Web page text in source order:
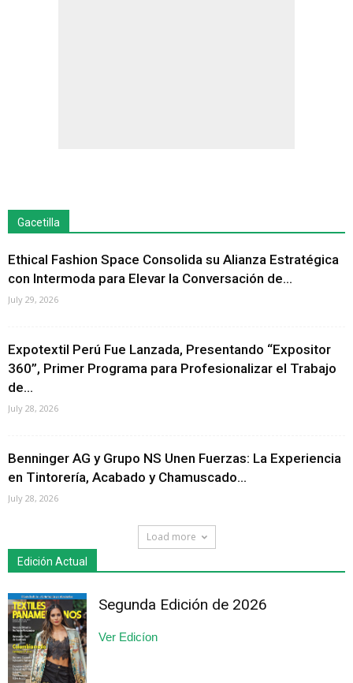
Gacetilla
Ethical Fashion Space Consolida su Alianza Estratégica
con Intermoda para Elevar la Conversación de...
July 29, 2026
Expotextil Perú Fue Lanzada, Presentando “Expositor
360”, Primer Programa para Profesionalizar el Trabajo
de...
July 28, 2026
Benninger AG y Grupo NS Unen Fuerzas: La Experiencia
en Tintorería, Acabado y Chamuscado...
July 28, 2026
Load more
Edición Actual
Segunda Edición de 2026
Ver Edicíon